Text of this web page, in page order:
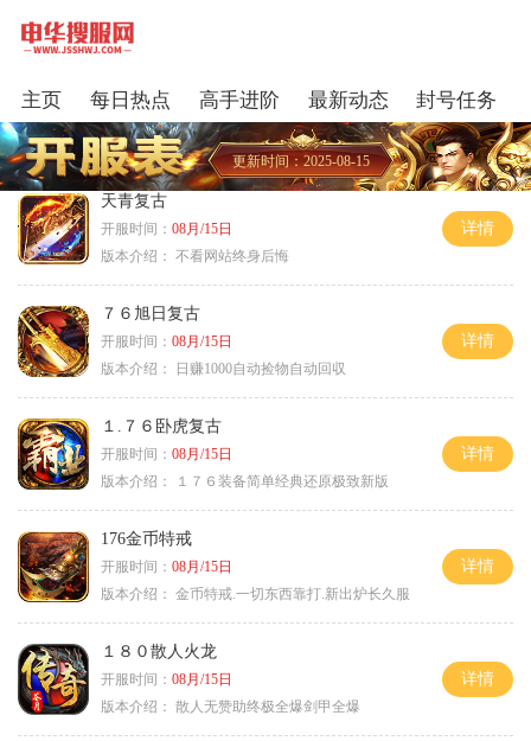
主页 每日热点 高手进阶 最新动态 封号任务
更新时间：2025-08-15
天青复古
开服时间： 08月/15日
版本介绍： 不看网站终身后悔
详情
７６旭日复古
开服时间： 08月/15日
版本介绍：
日赚1000自动捡物自动回収
详情
１.７６卧虎复古
开服时间： 08月/15日
版本介绍：
１７６装备简单经典还原极致新版
详情
176金币特戒
开服时间： 08月/15日
版本介绍： 金币特戒.一切东西靠打.新出炉长久服
详情
１８０散人火龙
开服时间： 08月/15日
版本介绍： 散人无赞助终极全爆剑甲全爆
详情